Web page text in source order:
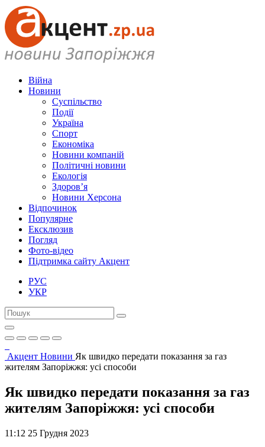
Війна
Новини
Суспільство
Події
Україна
Спорт
Економіка
Новини компаній
Політичні новини
Екологія
Здоров’я
Новини Херсона
Відпочинок
Популярне
Ексклюзив
Погляд
Фото-відео
Підтримка сайту Акцент
РУС
УКР
Акцент Новини Як швидко передати показання за газ
жителям Запоріжжя: усі способи
Як швидко передати показання за газ
жителям Запоріжжя: усі способи
11:12 25 Грудня 2023